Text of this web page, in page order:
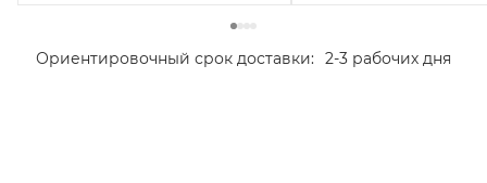
Ориентировочный срок доставки: 2-3 рабочих дня